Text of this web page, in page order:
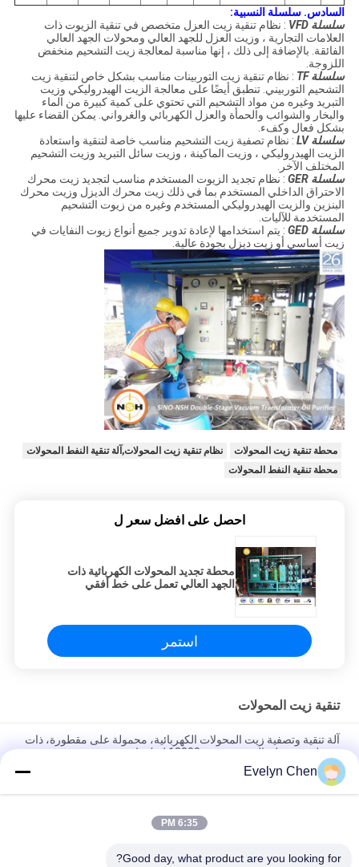
السادس. سلسلة النسبية:
سلسلة VFD
: نظام تنقية زيت العزل متخصص في تنقية الزيوت ذات
العلامات التجارية ، وزيت العزل للجهد العالي ومحولات الجهد العالي
الفائقة. بالإضافة إلى ذلك ، إنها مناسبة لمعالجة زيت التشحيم منخفض
اللزوجة.
سلسلة TF
: نظام تنقية زيت التوربينات مناسب بشكل خاص لتنقية زيت
التشحيم التوربيني. تنطبق أيضًا على معالجة الزيت الهيدروليكي وزيت
التبريد وغيره من مواد التشحيم التي تحتوي على كمية كبيرة من الماء
والبخار والشوائب والحمأة والعزل الكهربائي والغرواني. يمكن القضاء عليها
بشكل فعال وكفء.
سلسلة LV
: نظام تصفية زيت التشحيم مناسب خاصة لتنقية واستعادة
الزيت الهيدروليكي ، وزيت الماكينة ، وزيت سائل التبريد وزيت التشحيم
المختلف الآخر.
سلسلة GER
: نظام تجديد الزيوت المستخدم مناسب لتجديد زيت محرك
الاحتراق الداخلي المستخدم بما في ذلك زيت محرك الديزل وزيت محرك
البنزين والزيت الهيدروليكي المستخدم وغيره من زيوت التشحيم
المستخدمة للآليات.
سلسلة GED
: يتم استخدامها لإعادة تدوير جميع أنواع زيوت النفايات في
زيت أساسي أو زيت ديزل بجودة عالية.
محطة تنقية زيت المحولات
نظام تنقية زيت المحولات,آلة تنقية النفط المحولات
محطة تنقية النفط المحولات
احصل على افضل سعر ل
محطة تجديد المحولات الكهربائية ذات
الجهد العالي تعمل على خط أفقي
استمر
تنقية زيت المحولات
آلة تنقية وتصفية زيت المحولات الكهربائية، محمولة على مقطورة، ذات
مرحلتين، تعمل بالتفريغ، بسعة 18000 لتر/ساعة
في الموقع بالنسبة للمحولات 110 كيلو فولت
الفولاذ المقاوم للصدأ ديهيدراتور تنقية النفط فراغ لمعالجة النفط العازلة
Evelyn Chen
6:35 PM
Good day, what product are you looking for?